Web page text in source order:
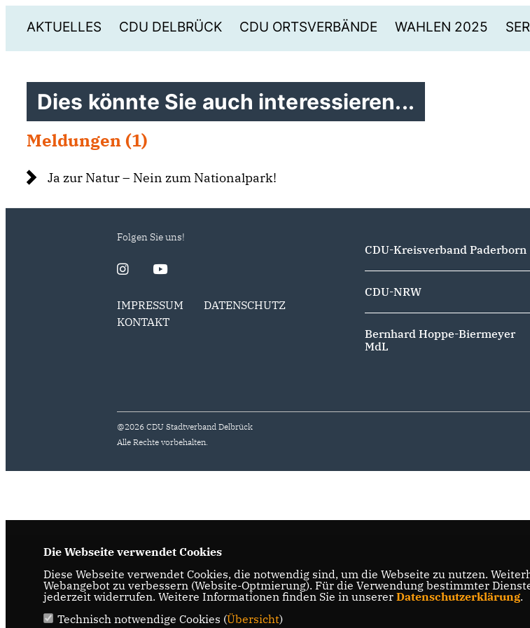
AKTUELLES CDU DELBRÜCK CDU ORTSVERBÄNDE WAHLEN 2025
Dies könnte Sie auch interessieren...
Meldungen (1)
Ja zur Natur – Nein zum Nationalpark!
Folgen Sie uns!
IMPRESSUM
DATENSCHUTZ
KONTAKT
CDU-Kreisverband Paderborn
CDU-NRW
Bernhard Hoppe-Biermeyer
MdL
@2026 CDU Stadtverband Delbrück
Alle Rechte vorbehalten.
Die Webseite verwendet Cookies
Diese Webseite verwendet Cookies, die notwendig sind, um die Webseite zu nutzen.
Webangebot zu verbessern (Website-Optmierung). Für die Verwendung bestimmter
jederzeit widerrufen. Weitere Informationen finden Sie in unserer Datenschutzerklärung.
Technisch notwendige Cookies (Übersicht)